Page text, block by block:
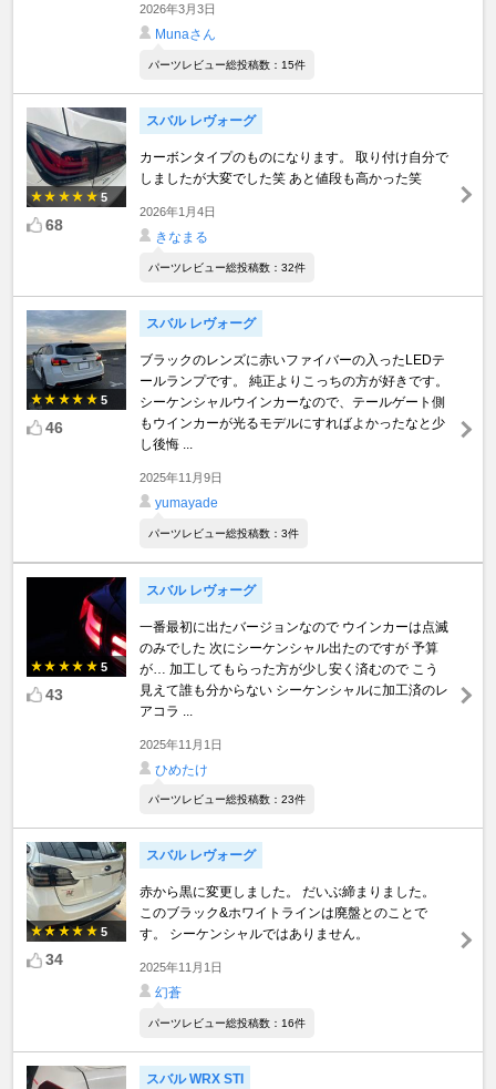
2026年3月3日
Munaさん
パーツレビュー総投稿数：15件
5
68
スバル レヴォーグ
カーボンタイプのものになります。 取り付け自分で
しましたが大変でした笑 あと値段も高かった笑
2026年1月4日
きなまる
パーツレビュー総投稿数：32件
5
46
スバル レヴォーグ
ブラックのレンズに赤いファイバーの入ったLEDテ
ールランプです。 純正よりこっちの方が好きです。
シーケンシャルウインカーなので、テールゲート側
もウインカーが光るモデルにすればよかったなと少
し後悔 ...
2025年11月9日
yumayade
パーツレビュー総投稿数：3件
5
43
スバル レヴォーグ
一番最初に出たバージョンなので ウインカーは点滅
のみでした 次にシーケンシャル出たのですが 予算
が… 加工してもらった方が少し安く済むので こう
見えて誰も分からない シーケンシャルに加工済のレ
アコラ ...
2025年11月1日
ひめたけ
パーツレビュー総投稿数：23件
5
34
スバル レヴォーグ
赤から黒に変更しました。 だいぶ締まりました。
このブラック&ホワイトラインは廃盤とのことで
す。 シーケンシャルではありません。
2025年11月1日
幻蒼
パーツレビュー総投稿数：16件
スバル WRX STI